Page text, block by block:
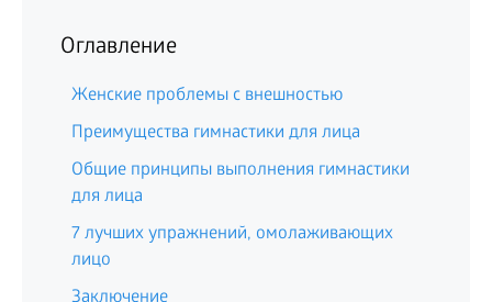
Оглавление
Женские проблемы с внешностью
Преимущества гимнастики для лица
Общие принципы выполнения гимнастики
для лица
7 лучших упражнений, омолаживающих
лицо